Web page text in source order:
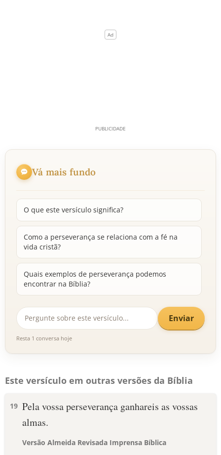
Vá mais fundo
O que este versículo significa?
Como a perseverança se relaciona com a fé na
vida cristã?
Quais exemplos de perseverança podemos
encontrar na Bíblia?
Enviar
Resta 1 conversa hoje
Este versículo em outras versões da Bíblia
19 Pela vossa perseverança ganhareis as vossas
almas.
Versão Almeida Revisada Imprensa Bíblica